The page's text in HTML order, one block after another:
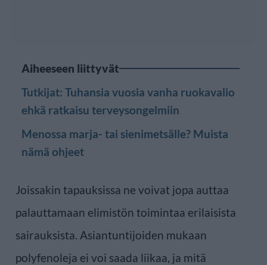
Aiheeseen liittyvät
Tutkijat: Tuhansia vuosia vanha ruokavalio
ehkä ratkaisu terveysongelmiin
Menossa marja- tai sienimetsälle? Muista
nämä ohjeet
Joissakin tapauksissa ne voivat jopa auttaa
palauttamaan elimistön toimintaa erilaisista
sairauksista. Asiantuntijoiden mukaan
polyfenoleja ei voi saada liikaa, ja mitä